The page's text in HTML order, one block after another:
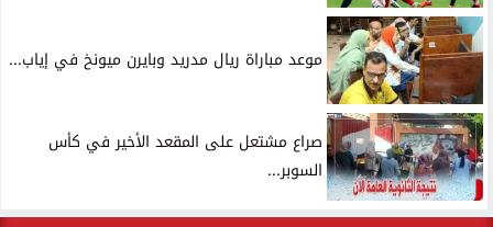
موعد مباراة ريال مدريد وبايرن ميونخ في إياب...
صراع مشتعل على المقعد الأخير في كأس
السوبر...